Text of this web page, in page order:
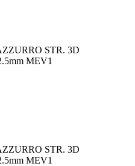
STR. 3D
MEV1
STR. 3D
MEV1